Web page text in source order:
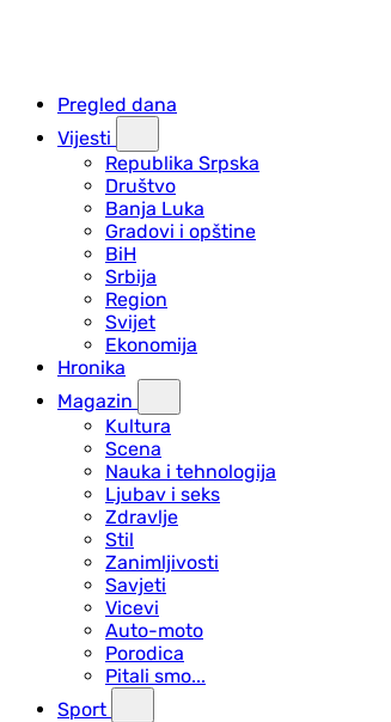
Pregled dana
Vijesti
Republika Srpska
Društvo
Banja Luka
Gradovi i opštine
BiH
Srbija
Region
Svijet
Ekonomija
Hronika
Magazin
Kultura
Scena
Nauka i tehnologija
Ljubav i seks
Zdravlje
Stil
Zanimljivosti
Savjeti
Vicevi
Auto-moto
Porodica
Pitali smo...
Sport